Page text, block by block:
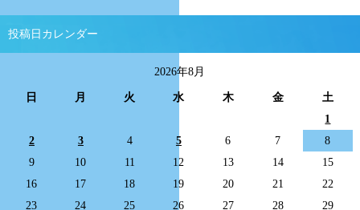
投稿日カレンダー
2026年8月
日 月 火 水 木 金
土
1
2
3 4 5 6 7
8
9
10 11 12 13 14
15
16
17 18 19 20 21
22
23
24 25 26 27 28 29